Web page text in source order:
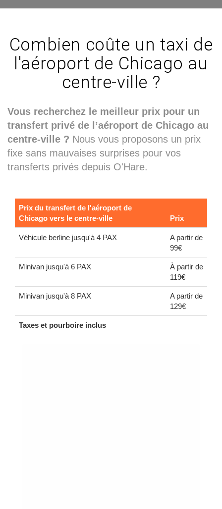
Combien coûte un taxi de
l'aéroport de Chicago au
centre-ville ?
Vous recherchez le meilleur prix pour un
transfert privé de l’aéroport de Chicago au
centre-ville ? Nous vous proposons un prix
fixe sans mauvaises surprises pour vos
transferts privés depuis O'Hare.
Prix du transfert de l'aéroport de
Chicago vers le centre-ville
Prix
Véhicule berline jusqu'à 4 PAX
A partir de
99€
Minivan jusqu'à 6 PAX
À partir de
119€
Minivan jusqu'à 8 PAX
A partir de
129€
Taxes et pourboire inclus